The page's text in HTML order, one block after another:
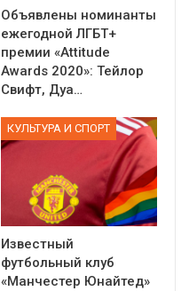
Объявлены номинанты
ежегодной ЛГБТ+
премии «Attitude
Awards 2020»: Тейлор
Свифт, Дуа…
КУЛЬТУРА И СПОРТ
Известный
футбольный клуб
«Манчестер Юнайтед»